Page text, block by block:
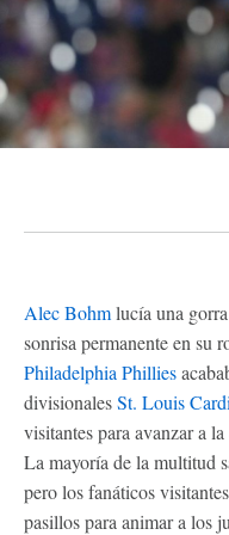
Alec Bohmlucía una
sonrisa permanente en su
Philadelphia Phillies
divisionalesSt. Louis
visitantes para avanzar a
La mayoría de la multitud
pero los fanáticos
pasillos para animar a los